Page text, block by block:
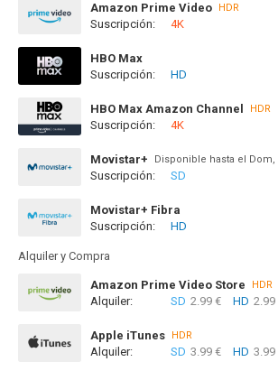
Amazon Prime Video HDR
Suscripción: 4K
HBO Max
Disponible hasta el Dom, 25 Abr 2027
Suscripción: HD
HBO Max Amazon Channel HDR
Suscripción: 4K
Movistar+ Disponible hasta el Dom,
Suscripción: SD
Movistar+ Fibra
Disponible hasta el Dom, 25 Abr 2027
Suscripción: HD
Alquiler y Compra
Amazon Prime Video Store HDR
Alquiler: SD 2.99 € HD 2.99
Apple iTunes HDR
Alquiler: SD 3.99 € HD 3.99